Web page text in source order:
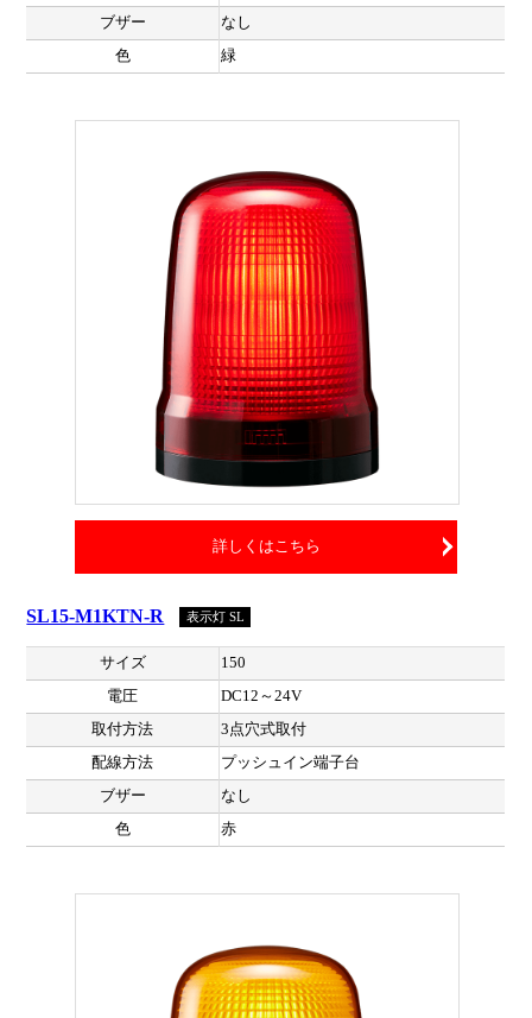
ブザー
なし
色
緑
詳しくはこちら
SL15-M1KTN-R 表示灯 SL
サイズ
150
電圧
DC12～24V
取付方法
3点穴式取付
配線方法
プッシュイン端子台
ブザー
なし
色
赤